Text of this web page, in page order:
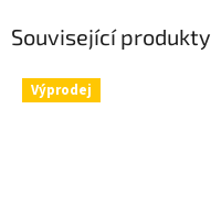
Související produkty
Výprodej